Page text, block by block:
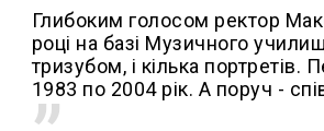
Глибоким голосом ректор
році на базі Музичного
тризубом, і кілька
1983 по 2004 рік. А поруч -